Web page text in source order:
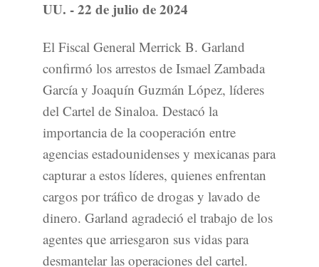
UU. - 22 de julio de 2024
El Fiscal General Merrick B. Garland
confirmó los arrestos de Ismael Zambada
García y Joaquín Guzmán López, líderes
del Cartel de Sinaloa. Destacó la
importancia de la cooperación entre
agencias estadounidenses y mexicanas para
capturar a estos líderes, quienes enfrentan
cargos por tráfico de drogas y lavado de
dinero. Garland agradeció el trabajo de los
agentes que arriesgaron sus vidas para
desmantelar las operaciones del cartel.